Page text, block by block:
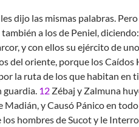
dijo las mismas palabras.
a los de Peniel,
y con ellos su ejército de
del oriente, porque los
la ruta de los que habitan en
guardia. 12 Zébaj y Zalmuna
Madián, y Causó Pánico en
hombres de Sucot y le